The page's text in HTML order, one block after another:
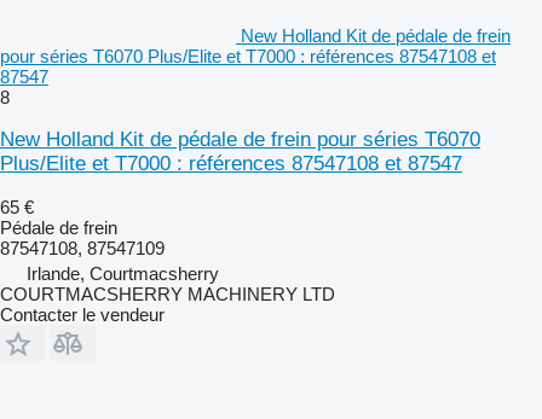
New Holland Kit de pédale de frein
pour séries T6070 Plus/Elite et T7000 : références 87547108 et
87547
8
New Holland Kit de pédale de frein pour séries T6070
Plus/Elite et T7000 : références 87547108 et 87547
65 €
Pédale de frein
87547108, 87547109
Irlande, Courtmacsherry
COURTMACSHERRY MACHINERY LTD
Contacter le vendeur